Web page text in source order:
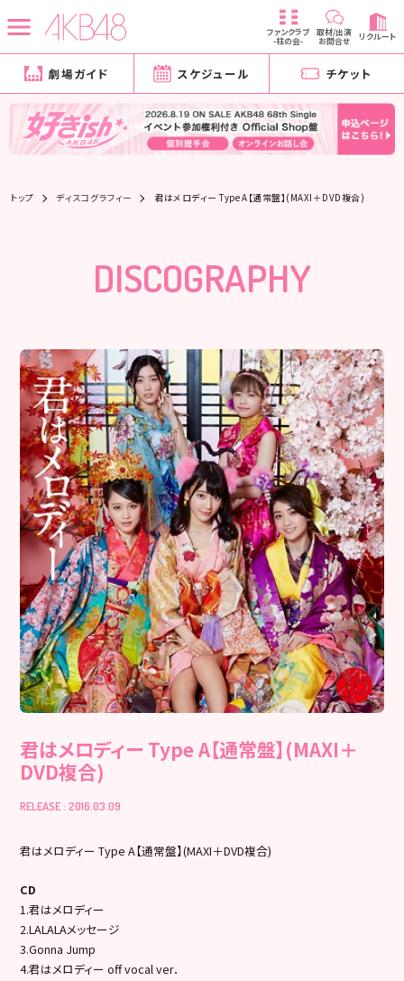
ファンクラブ
-柱の会-
取材/出演
お問合せ リクルート
劇場ガイド スケジュール チケット
トップ ディスコグラフィー 君はメロディー Type A【通常盤】(MAXI＋DVD複合)
DISCOGRAPHY
君はメロディー Type A【通常盤】(MAXI＋
DVD複合)
RELEASE : 2016.03.09
君はメロディー Type A【通常盤】(MAXI＋DVD複合)
CD
1.君はメロディー
2.LALALAメッセージ
3.Gonna Jump
4.君はメロディー off vocal ver．